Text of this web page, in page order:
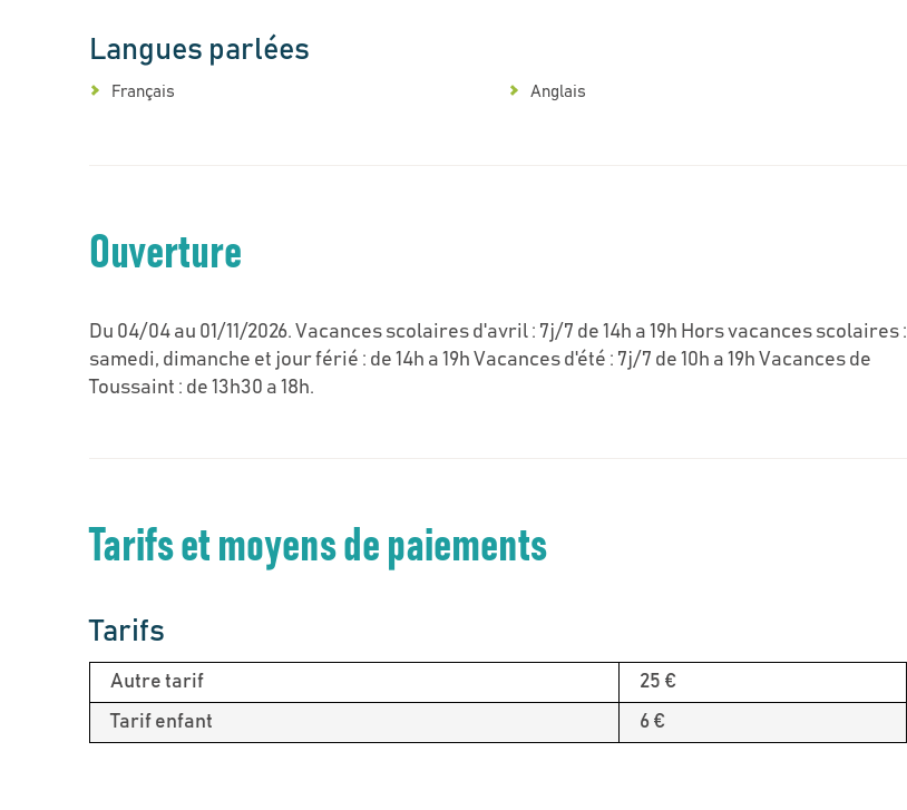
Langues parlées
Français Anglais
Ouverture
Du 04/04 au 01/11/2026. Vacances scolaires d'avril : 7j/7 de 14h a 19h Hors vacances scolaires :
samedi, dimanche et jour férié : de 14h a 19h Vacances d'été : 7j/7 de 10h a 19h Vacances de
Toussaint : de 13h30 a 18h.
Tarifs et moyens de paiements
Tarifs
Autre tarif
25 €
Tarif enfant
6 €